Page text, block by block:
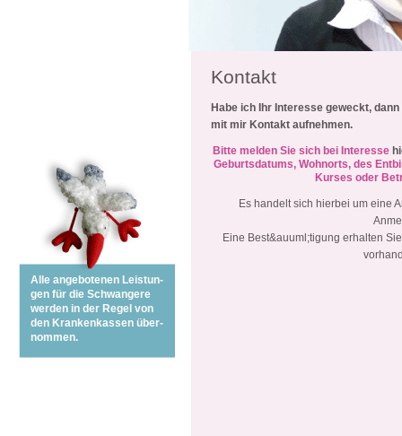
Alle angebotenen Leistun-
gen für die Schwangere
werden in der Regel von
den Krankenkassen über-
nommen.
Kontakt
Habe ich Ihr Interesse geweckt,
mit mir Kontakt aufnehmen.
Bitte melden Sie sich bei Interesse
Geburtsdatums, Wohnorts, des
Kurses oder
Es handelt sich hierbei um eine
Eine Best&auuml;tigung erhalten